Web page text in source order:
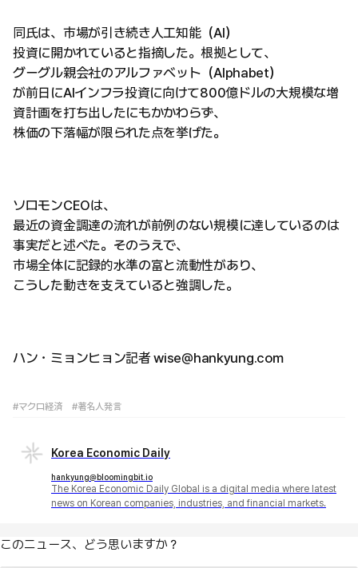
同氏は、市場が引き続き人工知能（AI）
投資に開かれていると指摘した。根拠として、
グーグル親会社のアルファベット（Alphabet）
が前日にAIインフラ投資に向けて800億ドルの大規模な増
資計画を打ち出したにもかかわらず、
株価の下落幅が限られた点を挙げた。
ソロモンCEOは、
最近の資金調達の流れが前例のない規模に達しているのは
事実だと述べた。そのうえで、
市場全体に記録的水準の富と流動性があり、
こうした動きを支えていると強調した。
ハン・ミョンヒョン記者 wise@hankyung.com
#マクロ経済 #著名人発言
Korea Economic Daily
hankyung@bloomingbit.io
The Korea Economic Daily Global is a digital media where latest
news on Korean companies, industries, and financial markets.
このニュース、どう思いますか？